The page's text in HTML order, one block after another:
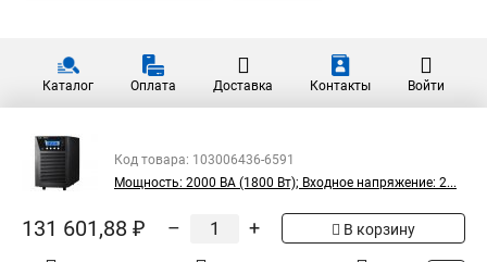
Каталог Оплата Доставка Контакты Войти
Код товара: 103006436-6591
Мощность: 2000 ВА (1800 Вт); Входное напряжение: 2...
131 601,88 ₽ – + В корзину